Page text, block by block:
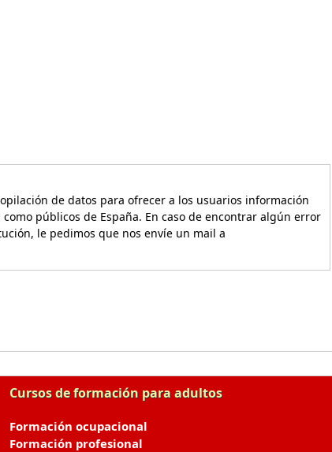
de datos para ofrecer a los usuarios información
públicos de España. En caso de encontrar algún error
le pedimos que nos envíe un mail a
Cursos de formación para adultos
Formación ocupacional
Formación profesional